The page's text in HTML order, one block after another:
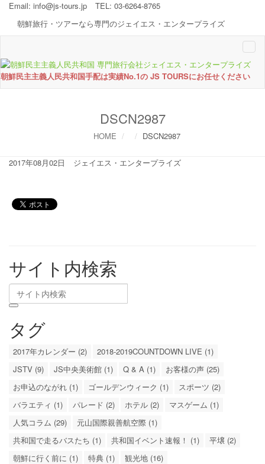
Email: info@js-tours.jp
TEL: 03-6264-8765
朝鮮旅行・ツアーなら専門のジェイエス・エンタープライズ
朝鮮民主主義人民共和国手配は実績No.1の JS TOURSにお任せください
DSCN2987
HOME DSCN2987
2017年08月02日 ジェイエス・エンタープライズ
サイト内検索
タグ
2017年カレンダー (2)
2018-2019COUNTDOWN LIVE (1)
JSTV (9)
JS中央美術館 (1) Q & A (1)
お客様の声 (25)
お申込のながれ (1)
ゴールデンウィーク (1)
スポーツ (2)
バラエティ (1)
パレード (2) ホテル (2)
マスゲーム (1)
人気コラム (29)
元山国際親善航空際 (1)
共和国で走るバスたち (1)
共和国イベント速報！ (1)
平壌 (2)
朝鮮に行く前に (1)
特典 (1) 観光地 (16)